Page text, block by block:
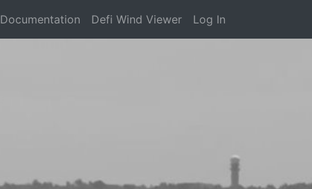
Documentation Defi Wind Viewer Log In